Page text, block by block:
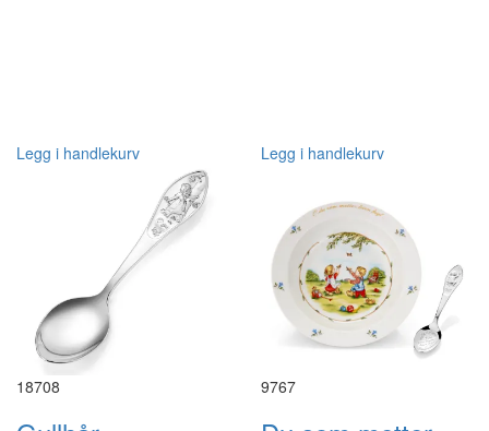
Legg i handlekurv Legg i handlekurv
18708 9767